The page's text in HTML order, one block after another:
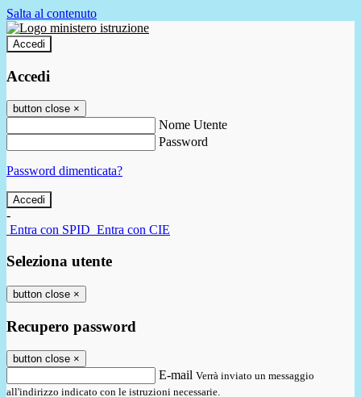
Salta al contenuto
Accedi
Accedi
button close ×
Nome Utente
Password
Password dimenticata?
-
Entra con SPID Entra con CIE
Seleziona utente
button close ×
Recupero password
button close ×
E-mail Verrà inviato un messaggio
all'indirizzo indicato con le istruzioni necessarie.